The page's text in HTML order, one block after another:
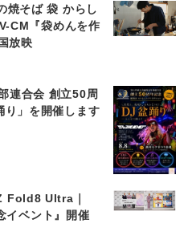
焼そば 袋 からし
CM『袋めんを作
放映
連合会 創立50周
り」を開催します
Fold8 Ultra｜
ベント』開催